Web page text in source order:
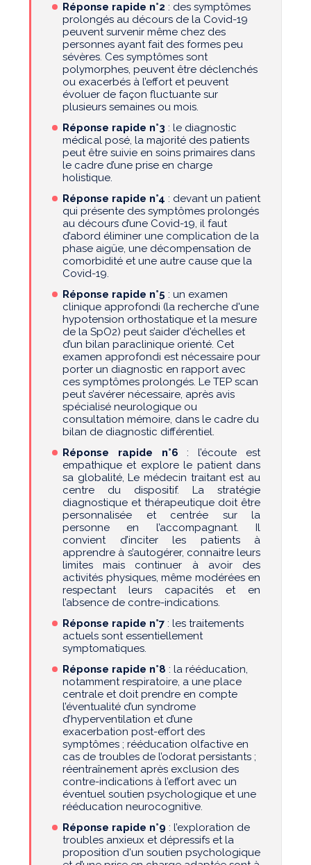
Réponse rapide n°2 : des symptômes
prolongés au décours de la Covid-19
peuvent survenir même chez des
personnes ayant fait des formes peu
sévères. Ces symptômes sont
polymorphes, peuvent être déclenchés
ou exacerbés à l’effort et peuvent
évoluer de façon fluctuante sur
plusieurs semaines ou mois.
Réponse rapide n°3 : le diagnostic
médical posé, la majorité des patients
peut être suivie en soins primaires dans
le cadre d’une prise en charge
holistique.
Réponse rapide n°4 : devant un patient
qui présente des symptômes prolongés
au décours d’une Covid-19, il faut
d’abord éliminer une complication de la
phase aigüe, une décompensation de
comorbidité et une autre cause que la
Covid-19.
Réponse rapide n°5 : un examen
clinique approfondi (la recherche d'une
hypotension orthostatique et la mesure
de la SpO2) peut s’aider d'échelles et
d’un bilan paraclinique orienté. Cet
examen approfondi est nécessaire pour
porter un diagnostic en rapport avec
ces symptômes prolongés. Le TEP scan
peut s’avérer nécessaire, après avis
spécialisé neurologique ou
consultation mémoire, dans le cadre du
bilan de diagnostic différentiel.
Réponse rapide n°6 : l’écoute est
empathique et explore le patient dans
sa globalité, Le médecin traitant est au
centre du dispositif. La stratégie
diagnostique et thérapeutique doit être
personnalisée et centrée sur la
personne en l’accompagnant. Il
convient d’inciter les patients à
apprendre à s’autogérer, connaitre leurs
limites mais continuer à avoir des
activités physiques, même modérées en
respectant leurs capacités et en
l’absence de contre-indications.
Réponse rapide n°7 : les traitements
actuels sont essentiellement
symptomatiques.
Réponse rapide n°8 : la rééducation,
notamment respiratoire, a une place
centrale et doit prendre en compte
l’éventualité d’un syndrome
d’hyperventilation et d’une
exacerbation post-effort des
symptômes ; rééducation olfactive en
cas de troubles de l’odorat persistants ;
réentraînement après exclusion des
contre-indications à l’effort avec un
éventuel soutien psychologique et une
rééducation neurocognitive.
Réponse rapide n°9 : l’exploration de
troubles anxieux et dépressifs et la
proposition d'un soutien psychologique